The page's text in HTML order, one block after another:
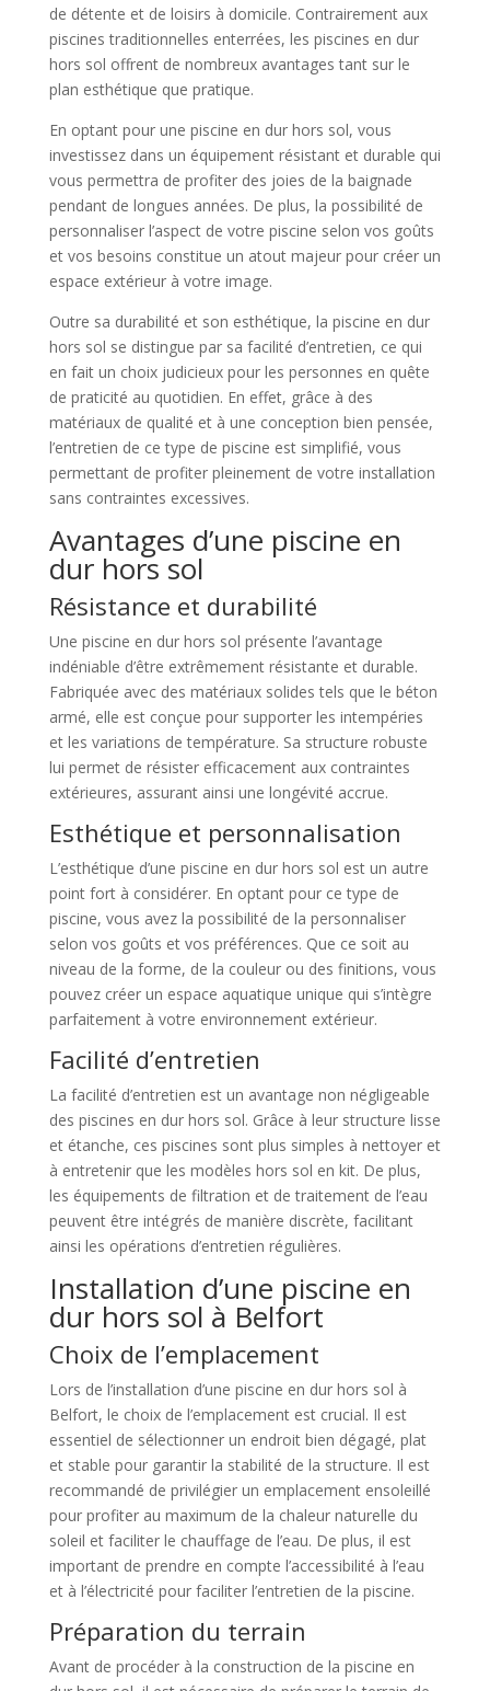
de détente et de loisirs à domicile. Contrairement aux
piscines traditionnelles enterrées, les piscines en dur
hors sol offrent de nombreux avantages tant sur le
plan esthétique que pratique.
En optant pour une piscine en dur hors sol, vous
investissez dans un équipement résistant et durable qui
vous permettra de profiter des joies de la baignade
pendant de longues années. De plus, la possibilité de
personnaliser l’aspect de votre piscine selon vos goûts
et vos besoins constitue un atout majeur pour créer un
espace extérieur à votre image.
Outre sa durabilité et son esthétique, la piscine en dur
hors sol se distingue par sa facilité d’entretien, ce qui
en fait un choix judicieux pour les personnes en quête
de praticité au quotidien. En effet, grâce à des
matériaux de qualité et à une conception bien pensée,
l’entretien de ce type de piscine est simplifié, vous
permettant de profiter pleinement de votre installation
sans contraintes excessives.
Avantages d’une piscine en
dur hors sol
Résistance et durabilité
Une piscine en dur hors sol présente l’avantage
indéniable d’être extrêmement résistante et durable.
Fabriquée avec des matériaux solides tels que le béton
armé, elle est conçue pour supporter les intempéries
et les variations de température. Sa structure robuste
lui permet de résister efficacement aux contraintes
extérieures, assurant ainsi une longévité accrue.
Esthétique et personnalisation
L’esthétique d’une piscine en dur hors sol est un autre
point fort à considérer. En optant pour ce type de
piscine, vous avez la possibilité de la personnaliser
selon vos goûts et vos préférences. Que ce soit au
niveau de la forme, de la couleur ou des finitions, vous
pouvez créer un espace aquatique unique qui s’intègre
parfaitement à votre environnement extérieur.
Facilité d’entretien
La facilité d’entretien est un avantage non négligeable
des piscines en dur hors sol. Grâce à leur structure lisse
et étanche, ces piscines sont plus simples à nettoyer et
à entretenir que les modèles hors sol en kit. De plus,
les équipements de filtration et de traitement de l’eau
peuvent être intégrés de manière discrète, facilitant
ainsi les opérations d’entretien régulières.
Installation d’une piscine en
dur hors sol à Belfort
Choix de l’emplacement
Lors de l’installation d’une piscine en dur hors sol à
Belfort, le choix de l’emplacement est crucial. Il est
essentiel de sélectionner un endroit bien dégagé, plat
et stable pour garantir la stabilité de la structure. Il est
recommandé de privilégier un emplacement ensoleillé
pour profiter au maximum de la chaleur naturelle du
soleil et faciliter le chauffage de l’eau. De plus, il est
important de prendre en compte l’accessibilité à l’eau
et à l’électricité pour faciliter l’entretien de la piscine.
Préparation du terrain
Avant de procéder à la construction de la piscine en